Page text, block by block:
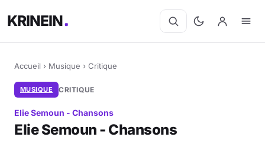
KRINEIN
Accueil › Musique › Critique
MUSIQUE CRITIQUE
Elie Semoun - Chansons
Elie Semoun - Chansons